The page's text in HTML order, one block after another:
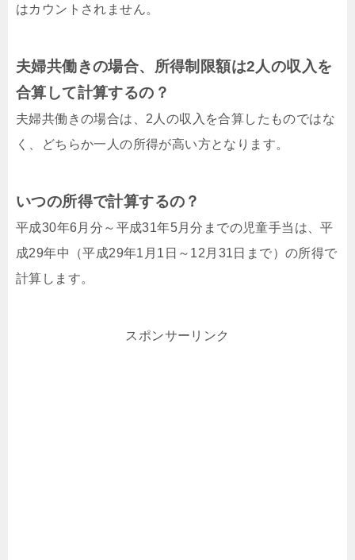
はカウントされません。
夫婦共働きの場合、所得制限額は2人の収入を
合算して計算するの？
夫婦共働きの場合は、2人の収入を合算したものではな
く、どちらか一人の所得が高い方となります。
いつの所得で計算するの？
平成30年6月分～平成31年5月分までの児童手当は、平
成29年中（平成29年1月1日～12月31日まで）の所得で
計算します。
スポンサーリンク